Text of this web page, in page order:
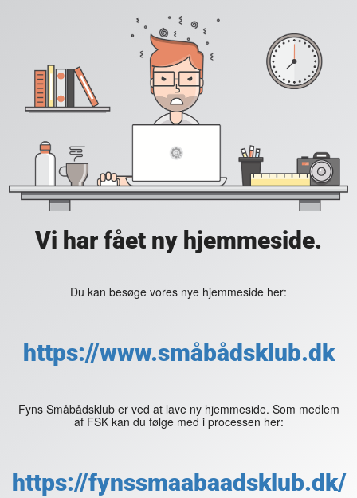
Vi har fået ny hjemmeside.
Du kan besøge vores nye hjemmeside her:
https://www.småbådsklub.dk
Fyns Småbådsklub er ved at lave ny hjemmeside. Som medlem
af FSK kan du følge med i processen her:
https://fynssmaabaadsklub.dk/